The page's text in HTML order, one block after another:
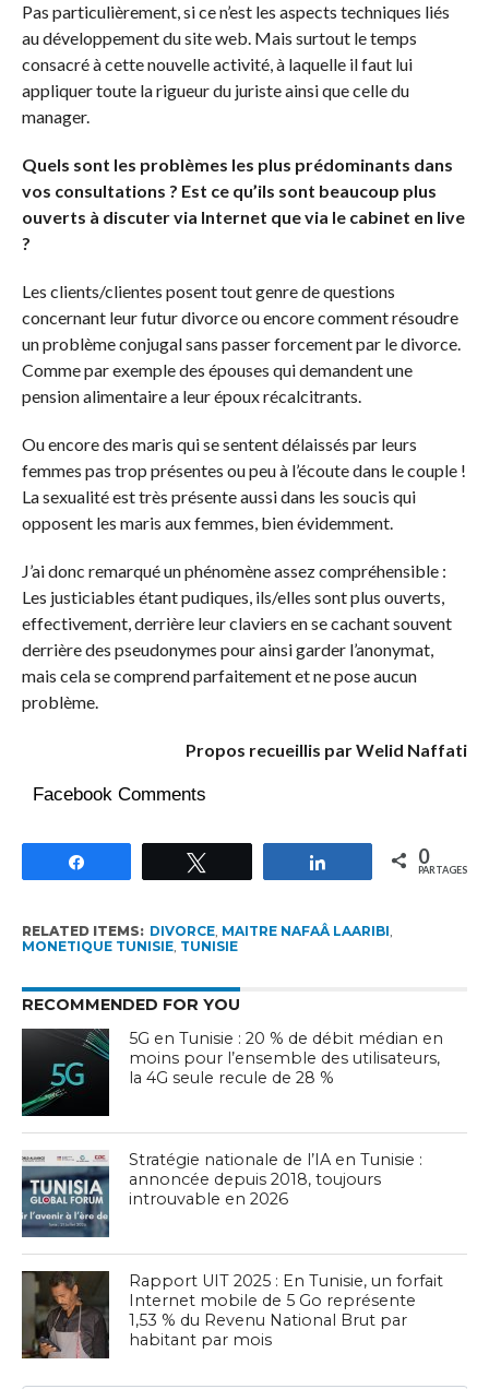
Pas particulièrement, si ce n’est les aspects techniques liés
au développement du site web. Mais surtout le temps
consacré à cette nouvelle activité, à laquelle il faut lui
appliquer toute la rigueur du juriste ainsi que celle du
manager.
Quels sont les problèmes les plus prédominants dans
vos consultations ? Est ce qu’ils sont beaucoup plus
ouverts à discuter via Internet que via le cabinet en live
?
Les clients/clientes posent tout genre de questions
concernant leur futur divorce ou encore comment résoudre
un problème conjugal sans passer forcement par le divorce.
Comme par exemple des épouses qui demandent une
pension alimentaire a leur époux récalcitrants.
Ou encore des maris qui se sentent délaissés par leurs
femmes pas trop présentes ou peu à l’écoute dans le couple !
La sexualité est très présente aussi dans les soucis qui
opposent les maris aux femmes, bien évidemment.
J’ai donc remarqué un phénomène assez compréhensible :
Les justiciables étant pudiques, ils/elles sont plus ouverts,
effectivement, derrière leur claviers en se cachant souvent
derrière des pseudonymes pour ainsi garder l’anonymat,
mais cela se comprend parfaitement et ne pose aucun
problème.
Propos recueillis par Welid Naffati
Facebook Comments
Partagez 0
PARTAGES
RELATED ITEMS: DIVORCE, MAITRE NAFAÂ LAARIBI,
MONETIQUE TUNISIE, TUNISIE
RECOMMENDED FOR YOU
5G en Tunisie : 20 % de débit médian en
moins pour l’ensemble des utilisateurs,
la 4G seule recule de 28 %
Stratégie nationale de l’IA en Tunisie :
annoncée depuis 2018, toujours
introuvable en 2026
Rapport UIT 2025 : En Tunisie, un forfait
Internet mobile de 5 Go représente
1,53 % du Revenu National Brut par
habitant par mois